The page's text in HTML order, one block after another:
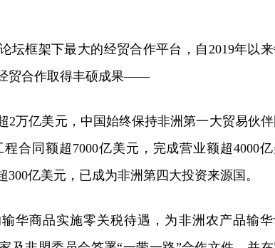
坛框架下最大的经贸合作平台，自2019年以
贸合作取得丰硕成果——
2万亿美元，中国始终保持非洲第一大贸易伙伴
合同额超7000亿美元，完成营业额超4000亿
亿美元，已成为非洲第四大投资来源国。
华商品实施零关税待遇，为非洲农产品输华